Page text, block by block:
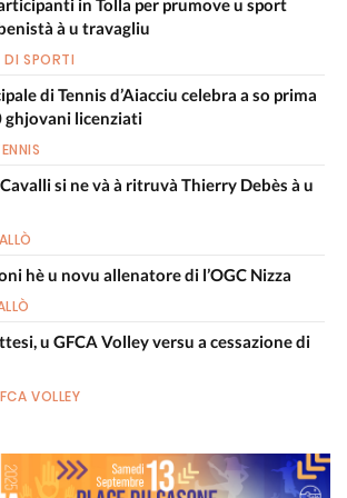
in Tolla per prumove u sport
à u travagliu
DI SPORTI
di Tennis d’Aiacciu celebra a so prima
ghjovani licenziati
si ne và à ritruvà Thierry Debès à u
hè u novu allenatore di l’OGC Nizza
u GFCA Volley versu a cessazione di
VOLLEY